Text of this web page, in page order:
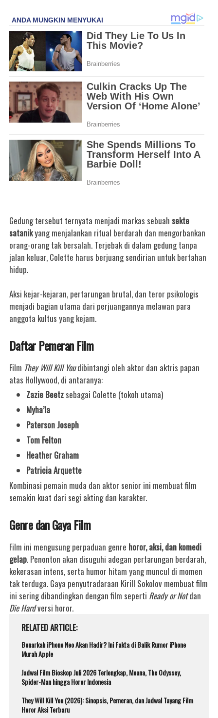
Gedung tersebut ternyata menjadi markas sebuah sekte
satanikyang menjalankan ritual berdarah dan mengorbankan
orang-orang tak bersalah. Terjebak di dalam gedung tanpa
jalan keluar, Colette harus berjuang sendirian untuk bertahan
hidup.
Aksi kejar-kejaran, pertarungan brutal, dan teror psikologis
menjadi bagian utama dari perjuangannya melawan para
anggota kultus yang kejam.
Daftar Pemeran Film
Film They Will Kill Youdibintangi oleh aktor dan aktris papan
atas Hollywood, di antaranya:
Zazie Beetz sebagai Colette (tokoh utama)
Myha’la
Paterson Joseph
Tom Felton
Heather Graham
Patricia Arquette
Kombinasi pemain muda dan aktor senior ini membuat film
semakin kuat dari segi akting dan karakter.
Genre dan Gaya Film
Film ini mengusung perpaduan genre horor, aksi, dan komedi
gelap. Penonton akan disuguhi adegan pertarungan berdarah,
kekerasan intens, serta humor hitam yang muncul di momen
tak terduga. Gaya penyutradaraan Kirill Sokolov membuat film
ini sering dibandingkan dengan film seperti Ready or Notdan
Die Hardversi horor.
RELATED ARTICLE
Benarkah iPhone Neo Akan Hadir? Ini Fakta di Balik Rumor iPhone
Murah Apple
Jadwal Film Bioskop Juli 2026 Terlengkap, Moana, The Odyssey,
Spider-Man hingga Horor Indonesia
They Will Kill You (2026): Sinopsis, Pemeran, dan Jadwal Tayang Film
Horor Aksi Terbaru